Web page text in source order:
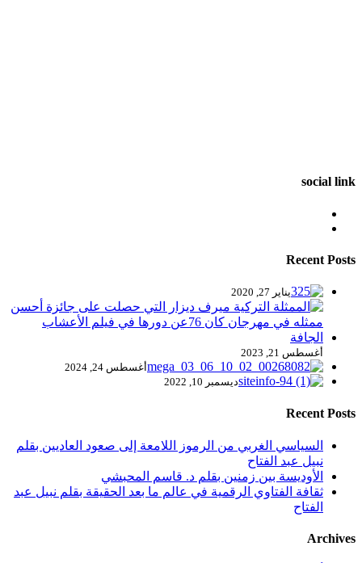
social link
Recent Posts
يناير 27, 2020
أغسطس 21, 2023
أغسطس 24, 2024
ديسمبر 10, 2022
Recent Posts
السياسي الغربي من الرموز اللامعة إلى صعود العاديين بقلم
نبيل عبد الفتاح
الأوديسة بين زمنين بقلم د. قاسم المحبشي
ثقافة الفتاوي الرقمية في عالم ما بعد الحقيقة بقلم نبيل عبد
الفتاح
Archives